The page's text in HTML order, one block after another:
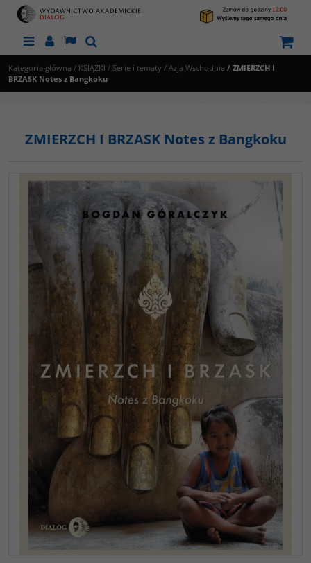
MenuPanelLangSzukaj
Kategoria główna / KSIĄŻKI / Serie i tematy / Azja Wschodnia / ZMIERZCH I
BRZASK Notes z Bangkoku
ZMIERZCH I BRZASK Notes z Bangkoku